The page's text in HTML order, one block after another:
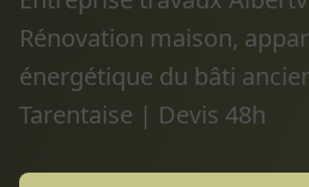
Rénovation maison,
énergétique du bâti
Tarentaise | Devis 48h